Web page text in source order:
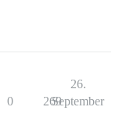
0 269
26.
September